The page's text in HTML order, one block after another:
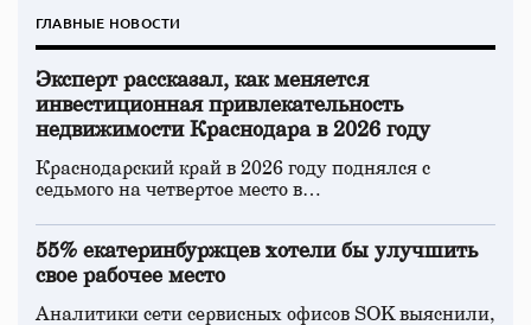
ГЛАВНЫЕ НОВОСТИ
Эксперт рассказал, как меняется
инвестиционная привлекательность
недвижимости Краснодара в 2026 году
Краснодарский край в 2026 году поднялся с
седьмого на четвертое место в…
55% екатеринбуржцев хотели бы улучшить
свое рабочее место
Аналитики сети сервисных офисов SOK выяснили,